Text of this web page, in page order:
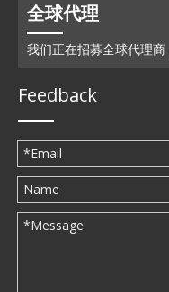
全球代理
我们正在招募全球代理
Feedback